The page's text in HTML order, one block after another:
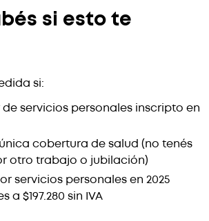
si esto te
si:
servicios personales inscripto en
única cobertura de salud (no tenés
otro trabajo o jubilación)
servicios personales en 2025
a $197.280 sin IVA